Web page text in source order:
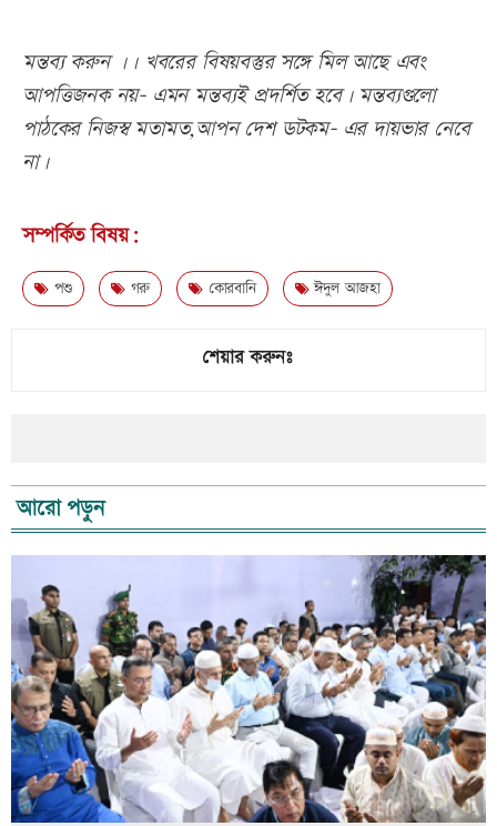
মন্তব্য করুন ।। খবরের বিষয়বস্তুর সঙ্গে মিল আছে এবং
আপত্তিজনক নয়- এমন মন্তব্যই প্রদর্শিত হবে। মন্তব্যগুলো
পাঠকের নিজস্ব মতামত,আপন দেশ ডটকম- এর দায়ভার নেবে
না।
সম্পর্কিত বিষয়:
পশু গরু কোরবানি ঈদুল আজহা
শেয়ার করুনঃ
আরো পড়ুন